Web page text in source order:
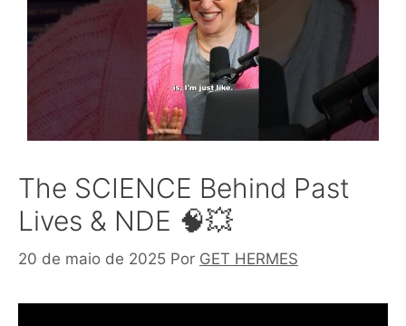
The SCIENCE Behind Past
Lives & NDE 🧠💥
20 de maio de 2025 Por GET HERMES